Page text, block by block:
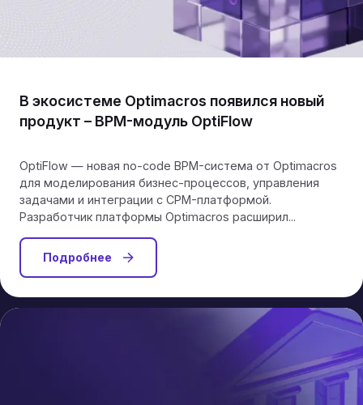
В экосистеме Optimacros появился новый
продукт – BPM-модуль OptiFlow
OptiFlow — новая no-code BPM-система от Optimacros
для моделирования бизнес-процессов, управления
задачами и интеграции с CPM-платформой.
Разработчик платформы Optimacros расширил...
Подробнее